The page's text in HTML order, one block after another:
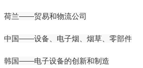
荷兰——贸易和物流公司
中国——设备、电子烟、烟草、零部件
韩国——电子设备的创新和制造